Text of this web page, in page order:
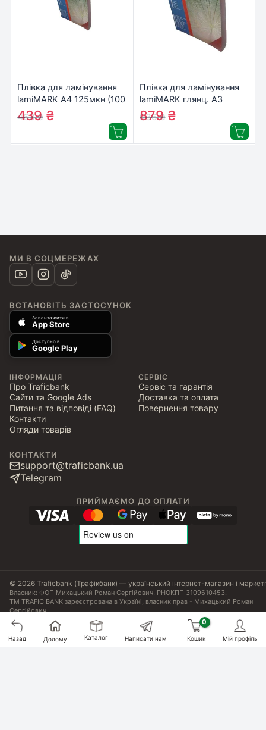
Плівка для ламінування
lamiMARK А4 125мкн (100
шт.) (50604)
463₴
439₴
Плівка для ламінування
lamiMARK глянц. А3
125мкн (100 шт.) (50654)
936₴
879₴
МИ В СОЦМЕРЕЖАХ
ВСТАНОВІТЬ ЗАСТОСУНОК
Завантажити в
App Store
Доступно в
Google Play
ІНФОРМАЦІЯ
Про Traficbank
Сайти та Google Ads
Питання та відповіді (FAQ)
Контакти
Огляди товарів
СЕРВІС
Сервіс та гарантія
Доставка та оплата
Повернення товару
КОНТАКТИ
support@traficbank.ua
Telegram
ПРИЙМАЄМО ДО ОПЛАТИ
© 2026 Traficbank (Трафікбанк) — український інтернет-магазин і
Власник: ФОП Михацький Роман Сергійович, РНОКПП 3109610453.
ТМ TRAFIC BANK зареєстрована в Україні, власник прав - Михацький Роман
Сергійович.
Угода користувача Політика конфіденційності
Публічна оферта
Налаштування CookiesСертифікати, ліцензії та патенти
Назад Додому Каталог Написати нам Кошик Мій профіль